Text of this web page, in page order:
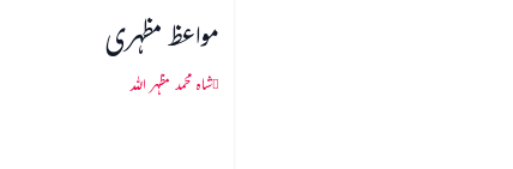
مواعظ مظہری
شاہ محمد مظہر اللہ